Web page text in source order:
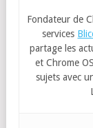
Fondateur de
services
partage les
et Chrome
sujets avec